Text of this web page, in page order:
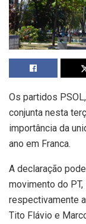
Os partidos
conjunta nesta
importância da
ano em Franca.
A declaração
movimento do PT,
respectivamente
Tito Flávio e